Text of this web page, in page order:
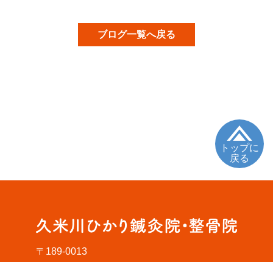
ブログ一覧へ戻る
トップに
戻る
〒189-0013